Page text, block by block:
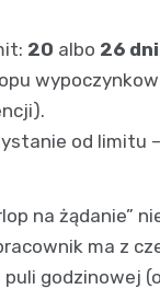
20 albo 26 dni
od limitu
na żądanie”
ma z
godzinowej